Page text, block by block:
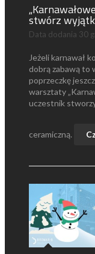
stwórz
Data dodania 30
Jeżeli karnawał
dobrą zabawą to
poprzeczkę
warsztaty
uczestnik
ceramiczną.